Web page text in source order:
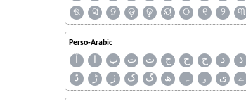
ଷ
ସ ହ ଡ଼ ଢ଼ ୟ ୦ ୧ ୨ ୩
Perso-Arabic
آ ا ب ت ث ج ح خ د ذ
ڈ
ڑ ژ ک گ ھ ہ ۄ ی ے